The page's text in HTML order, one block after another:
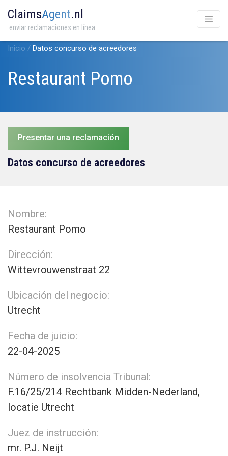
ClaimsAgent.nl
enviar reclamaciones en línea
Inicio / Datos concurso de acreedores
Restaurant Pomo
Presentar una reclamación
Datos concurso de acreedores
Nombre:
Restaurant Pomo
Dirección:
Wittevrouwenstraat 22
Ubicación del negocio:
Utrecht
Fecha de juicio:
22-04-2025
Número de insolvencia Tribunal:
F.16/25/214 Rechtbank Midden-Nederland,
locatie Utrecht
Juez de instrucción:
mr. P.J. Neijt